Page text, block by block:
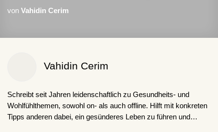
von Vahidin Cerim
Vahidin Cerim
Schreibt seit Jahren leidenschaftlich zu Gesundheits- und
Wohlfühlthemen, sowohl on- als auch offline. Hilft mit konkreten
Tipps anderen dabei, ein gesünderes Leben zu führen und